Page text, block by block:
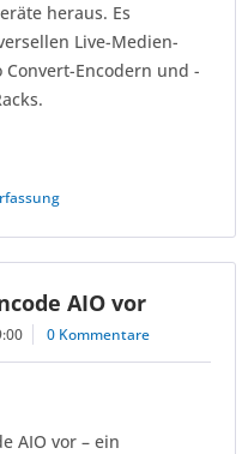
heraus. Es
Live-Medien-
Encodern und -
AIO vor
0 Kommentare
AIO vor – ein